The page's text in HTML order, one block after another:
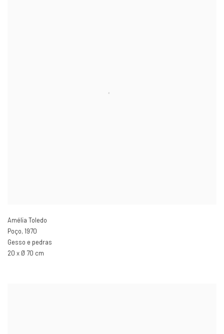
Amélia Toledo
Poço, 1970
Gesso e pedras
20 x Ø 70 cm